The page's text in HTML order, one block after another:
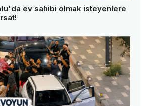
ev sahibi olmak isteyenlere